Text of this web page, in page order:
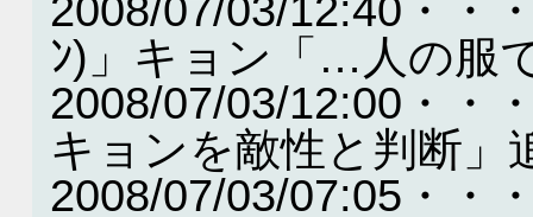
2008/07/03/12:40・・
ﾝ)」キョン「…人の服
2008/07/03/12:00・・
キョンを敵性と判断」
2008/07/03/07:05・・